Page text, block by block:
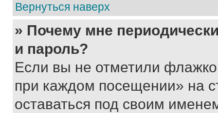
Вернуться наверх
» Почему мне
и пароль?
Если вы не отметили
при каждом посещении» на
оставаться под своим